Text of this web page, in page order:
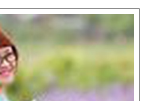
trong việc xác định nguyên nhân
biển miền Trung.